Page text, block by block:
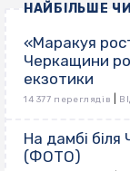
НАЙБІЛЬШЕ
«Маракуя
Черкащини
екзотики
14 377 переглядів
На дамбі
(ФОТО)